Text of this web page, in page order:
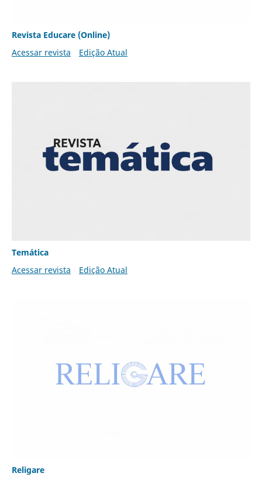
Revista Educare (Online)
Acessar revista
Edição Atual
Temática
Acessar revista
Edição Atual
Religare